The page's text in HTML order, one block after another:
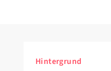
Hintergrund